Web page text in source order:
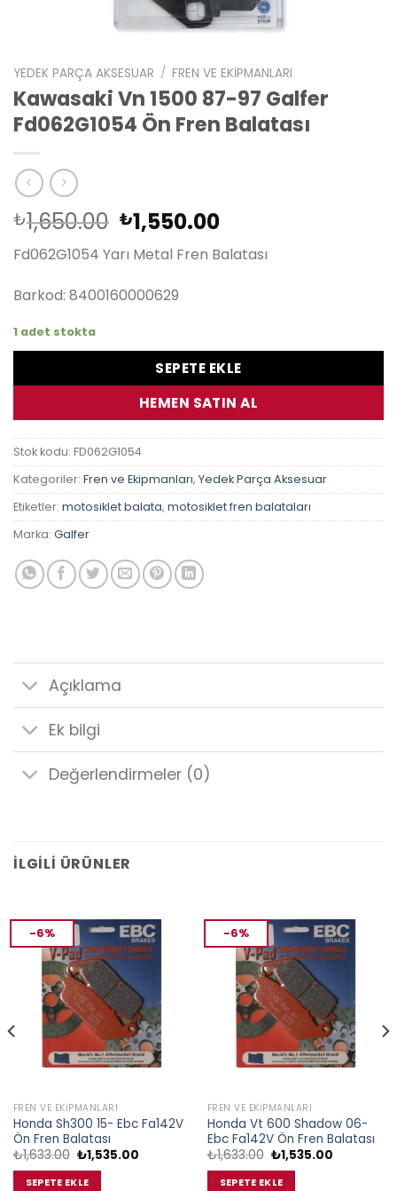
YEDEK PARÇA AKSESUAR / FREN VE EKIPMANLARI
Kawasaki Vn 1500 87-97 Galfer
Fd062G1054 Ön Fren Balatası
₺1,650.00 Orijinal
fiyat:
₺1,650.00.
₺1,550.00Şu
andaki
fiyat:
Fd062G1054 Yarı Metal Fren Balatası
Barkod: 8400160000629
1 adet stokta
SEPETE EKLE
HEMEN SATIN AL
Stok kodu: FD062G1054
Kategoriler: Fren ve Ekipmanları, Yedek Parça Aksesuar
Etiketler: motosiklet balata, motosiklet fren balataları
Marka: Galfer
Açıklama
Ek bilgi
Değerlendirmeler (0)
İLGILI ÜRÜNLER
-6%
FREN VE EKIPMANLARI
Honda Sh300 15- Ebc Fa142V
Ön Fren Balatası
₺1,633.00 Orijinal
fiyat:
₺1,633.00.
₺1,535.00Şu
SEPETE EKLE
-6%
FREN VE EKIPMANLARI
Honda Vt 600 Shadow 06-
Ebc Fa142V Ön Fren Balatası
₺1,633.00 Orijinal
fiyat:
₺1,633.00.
₺1,535.00Şu
SEPETE EKLE